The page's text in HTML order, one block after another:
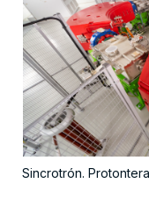
Sincrotrón.